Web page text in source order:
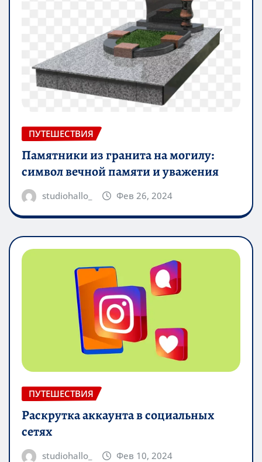
ПУТЕШЕСТВИЯ
Памятники из гранита на могилу:
символ вечной памяти и уважения
studiohallo_ Фев 26, 2024
ПУТЕШЕСТВИЯ
Раскрутка аккаунта в социальных
сетях
studiohallo_ Фев 10, 2024